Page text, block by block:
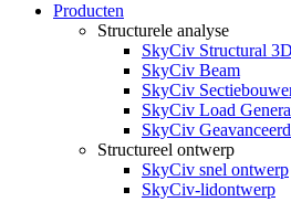
Producten
Structurele analyse
SkyCiv Structural 3D
SkyCiv Beam
SkyCiv
SkyCiv Load
SkyCiv
Structureel ontwerp
SkyCiv snel ontwerp
SkyCiv-lidontwerp